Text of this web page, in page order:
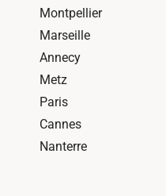
Montpellier
Marseille
Annecy
Metz
Paris
Cannes
Nanterre